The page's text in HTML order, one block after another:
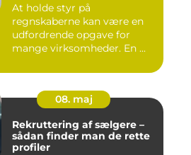
At holde styr på
regnskaberne kan være en
udfordrende opgave for
mange virksomheder. En ...
08. maj
Rekruttering af sælgere –
sådan finder man de rette
profiler